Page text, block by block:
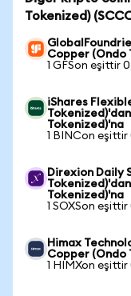
Tokenized)
Copper (Ondo
1 GFSon eşittir
iShares
Tokenized)'na
1 BINCon
Direxion Daily
Tokenized)'na
1 SOXSon
Himax
Copper (Ondo
1 HIMXon